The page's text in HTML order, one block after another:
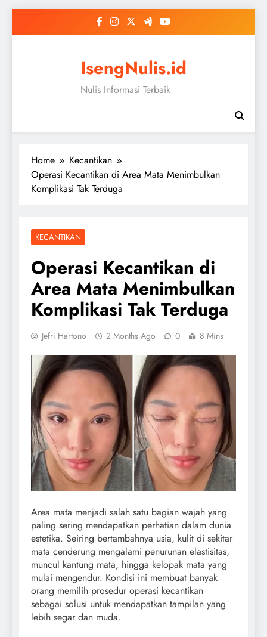
IsengNulis.id
Nulis Informasi Terbaik
Home
Kecantikan
Operasi Kecantikan di Area Mata Menimbulkan
Komplikasi Tak Terduga
KECANTIKAN
Operasi Kecantikan di
Area Mata Menimbulkan
Komplikasi Tak Terduga
Jefri Hartono 2 Months Ago 0 8 Mins
Area mata menjadi salah satu bagian wajah yang
paling sering mendapatkan perhatian dalam dunia
estetika. Seiring bertambahnya usia, kulit di sekitar
mata cenderung mengalami penurunan elastisitas,
muncul kantung mata, hingga kelopak mata yang
mulai mengendur. Kondisi ini membuat banyak
orang memilih prosedur operasi kecantikan
sebagai solusi untuk mendapatkan tampilan yang
lebih segar dan muda.